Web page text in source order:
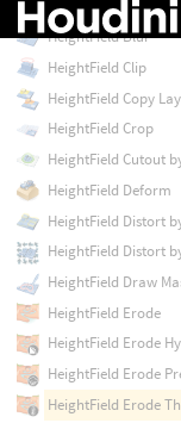
HeightField
HeightField Blur
HeightField Clip
HeightField Copy
HeightField Crop
HeightField Cutout
HeightField Deform
HeightField Distort
HeightField Distort
HeightField Draw
HeightField Erode
HeightField Erode
HeightField Erode
HeightField Erode